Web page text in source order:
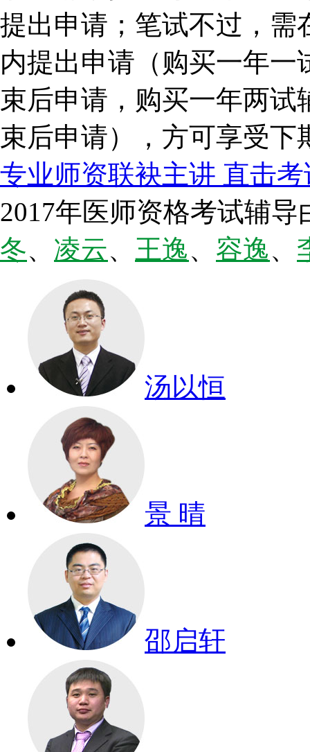
提出申请；笔试不过，需
内提出申请（购买一年
束后申请，购买一年两
束后申请），方可享受下
专业师资联袂主讲 直击
2017年医师资格考试辅导
冬、 凌云、 王逸、 容逸、
汤以恒
景 晴
邵启轩